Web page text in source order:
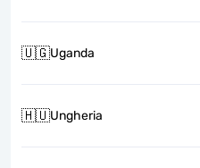
🇺🇬Uganda
🇭🇺Ungheria